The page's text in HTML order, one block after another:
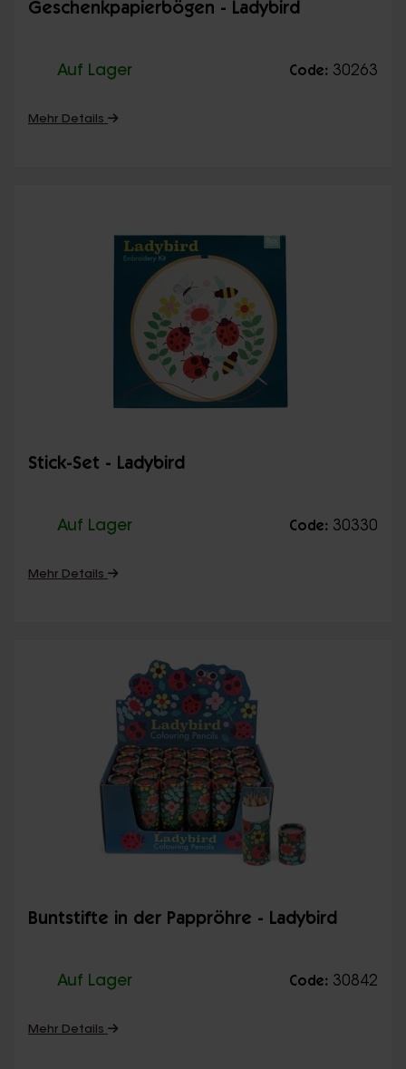
Geschenkpapierbögen - Ladybird
Auf Lager Code: 30263
Mehr Details
Stick-Set - Ladybird
Auf Lager Code: 30330
Mehr Details
Buntstifte in der Pappröhre - Ladybird
Auf Lager Code: 30842
Mehr Details